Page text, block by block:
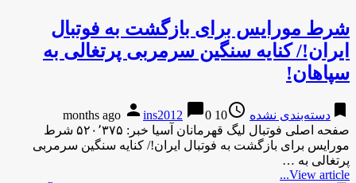
شرط مورایس برای بازگشت به فوتبال
ایران!/ کنایه سنگین سرمربی پرتغالی به
سپاهان!
bookmark دسته‌بندی نشده access_time
10 months ago
person ins2012 chat_bubble0
صفحه اصلی فوتبال لیگ قهرمانان آسیا خبر: ۵۲۰٬۳۷۵ شرط
مورایس برای بازگشت به فوتبال ایران!/ کنایه سنگین سرمربی
پرتغالی به …
View article...